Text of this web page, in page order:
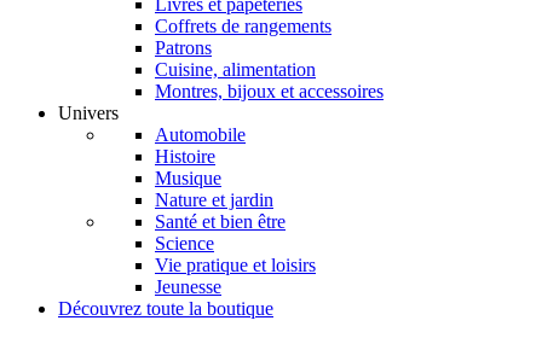
Livres et papeteries
Coffrets de rangements
Patrons
Cuisine, alimentation
Montres, bijoux et accessoires
Univers
Automobile
Histoire
Musique
Nature et jardin
Santé et bien être
Science
Vie pratique et loisirs
Jeunesse
Découvrez toute la boutique